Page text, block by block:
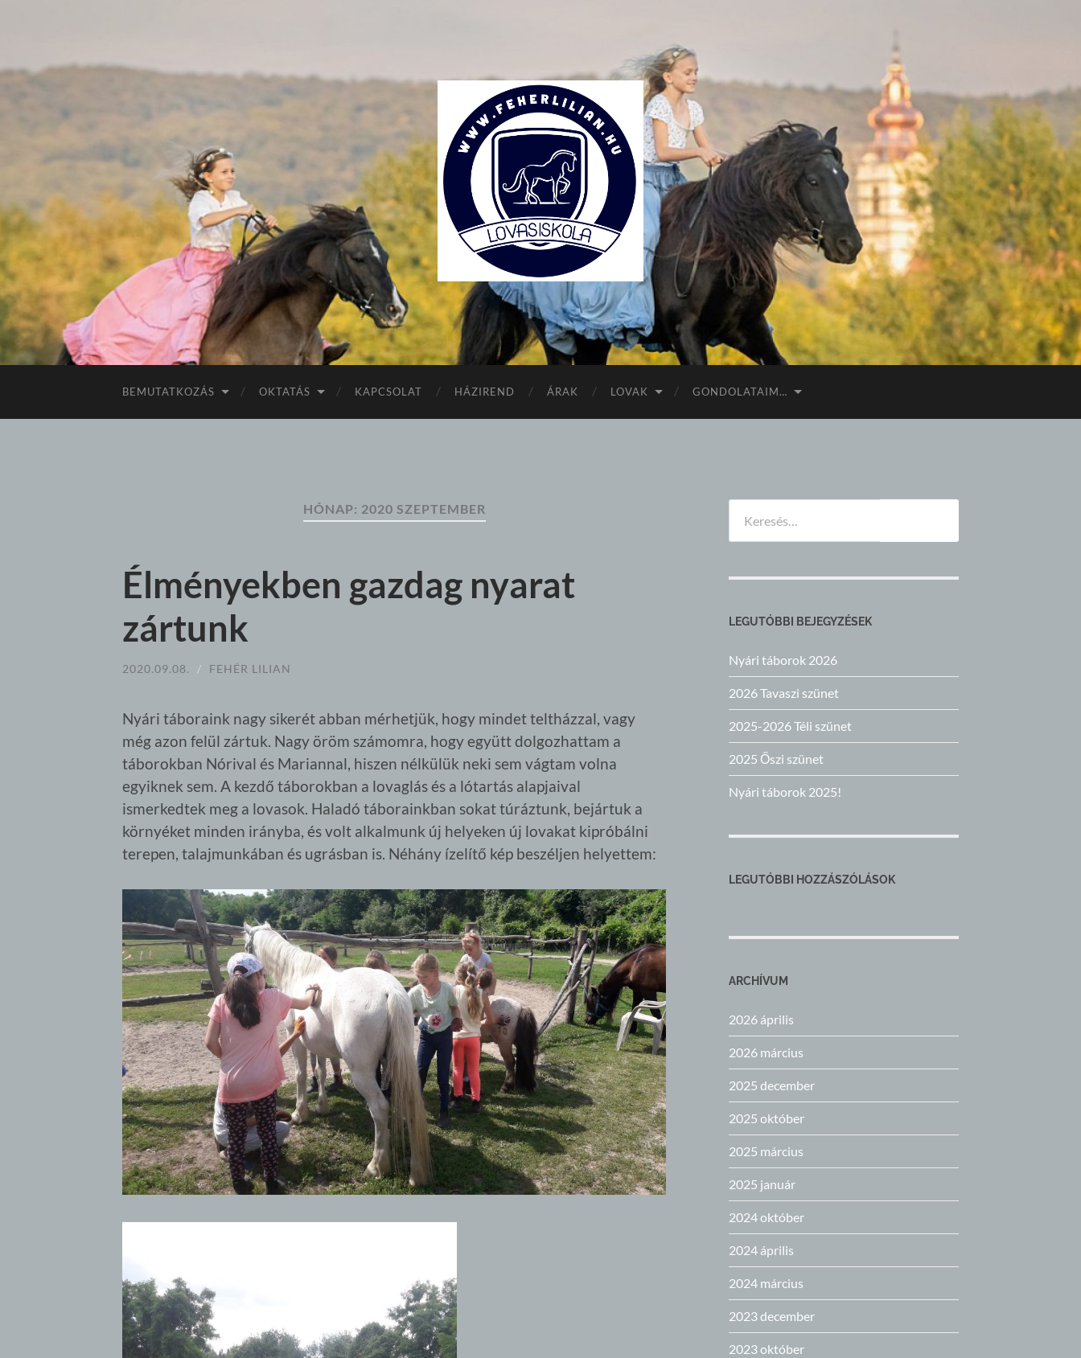
Lovasiskola
BEMUTATKOZÁS OKTATÁS KAPCSOLAT HÁZIREND ÁRAK LOVAK GONDOLATAIM…
HÓNAP: 2020 SZEPTEMBER
Élményekben gazdag nyarat
zártunk
2020.09.08. / FEHÉR LILIAN
Nyári táboraink nagy sikerét abban mérhetjük, hogy mindet teltházzal, vagy
még azon felül zártuk. Nagy öröm számomra, hogy együtt dolgozhattam a
táborokban Nórival és Mariannal, hiszen nélkülük neki sem vágtam volna
egyiknek sem. A kezdő táborokban a lovaglás és a lótartás alapjaival
ismerkedtek meg a lovasok. Haladó táborainkban sokat túráztunk, bejártuk a
környéket minden irányba, és volt alkalmunk új helyeken új lovakat kipróbálni
terepen, talajmunkában és ugrásban is. Néhány ízelítő kép beszéljen helyettem:
LEGUTÓBBI BEJEGYZÉSEK
Nyári táborok 2026
2026 Tavaszi szünet
2025-2026 Téli szünet
2025 Őszi szünet
Nyári táborok 2025!
LEGUTÓBBI HOZZÁSZÓLÁSOK
ARCHÍVUM
2026 április
2026 március
2025 december
2025 október
2025 március
2025 január
2024 október
2024 április
2024 március
2023 december
2023 október